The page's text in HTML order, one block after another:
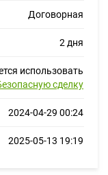
Договорная
2 дня
использовать
сделку
2024-04-29 00:24
2025-05-13 19:19